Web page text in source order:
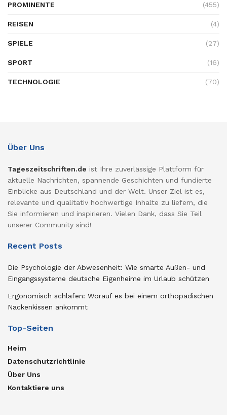
PROMINENTE (455)
REISEN (4)
SPIELE (27)
SPORT (16)
TECHNOLOGIE (70)
Über Uns
Tageszeitschriften.de ist Ihre zuverlässige Plattform für
aktuelle Nachrichten, spannende Geschichten und fundierte
Einblicke aus Deutschland und der Welt. Unser Ziel ist es,
relevante und qualitativ hochwertige Inhalte zu liefern, die
Sie informieren und inspirieren. Vielen Dank, dass Sie Teil
unserer Community sind!
Recent Posts
Die Psychologie der Abwesenheit: Wie smarte Außen- und
Eingangssysteme deutsche Eigenheime im Urlaub schützen
Ergonomisch schlafen: Worauf es bei einem orthopädischen
Nackenkissen ankommt
Top-Seiten
Heim
Datenschutzrichtlinie
Über Uns
Kontaktiere uns